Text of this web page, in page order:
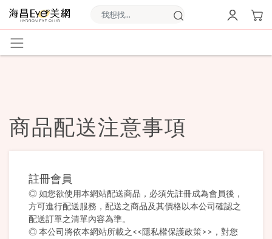
商品配送注意事項
註冊會員
◎ 如您欲使用本網站配送商品，必須先註冊成為會員後，
方可進行配送服務，配送之商品及其價格以本公司確認之
配送訂單之清單內容為準。
◎ 本公司將依本網站所載之<<隱私權保護政策>>，對您